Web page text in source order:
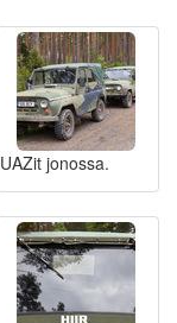
UAZit jonossa.